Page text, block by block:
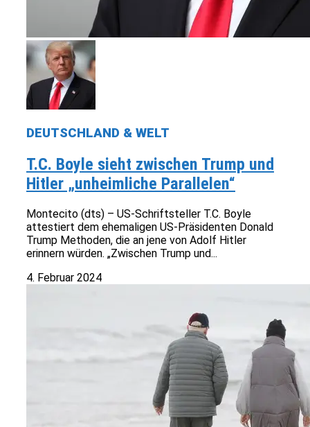
DEUTSCHLAND & WELT
T.C. Boyle sieht zwischen Trump und
Hitler „unheimliche Parallelen“
Montecito (dts) – US-Schriftsteller T.C. Boyle
attestiert dem ehemaligen US-Präsidenten Donald
Trump Methoden, die an jene von Adolf Hitler
erinnern würden. „Zwischen Trump und...
4. Februar 2024